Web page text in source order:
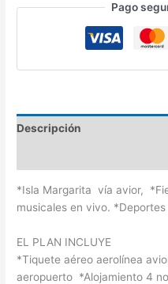
Pago
Descripción
*Isla Margarita vía avior,
musicales en vivo.
EL PLAN INCLUYE
*Tiquete aéreo aerolínea
aeropuerto *Alojamiento 4